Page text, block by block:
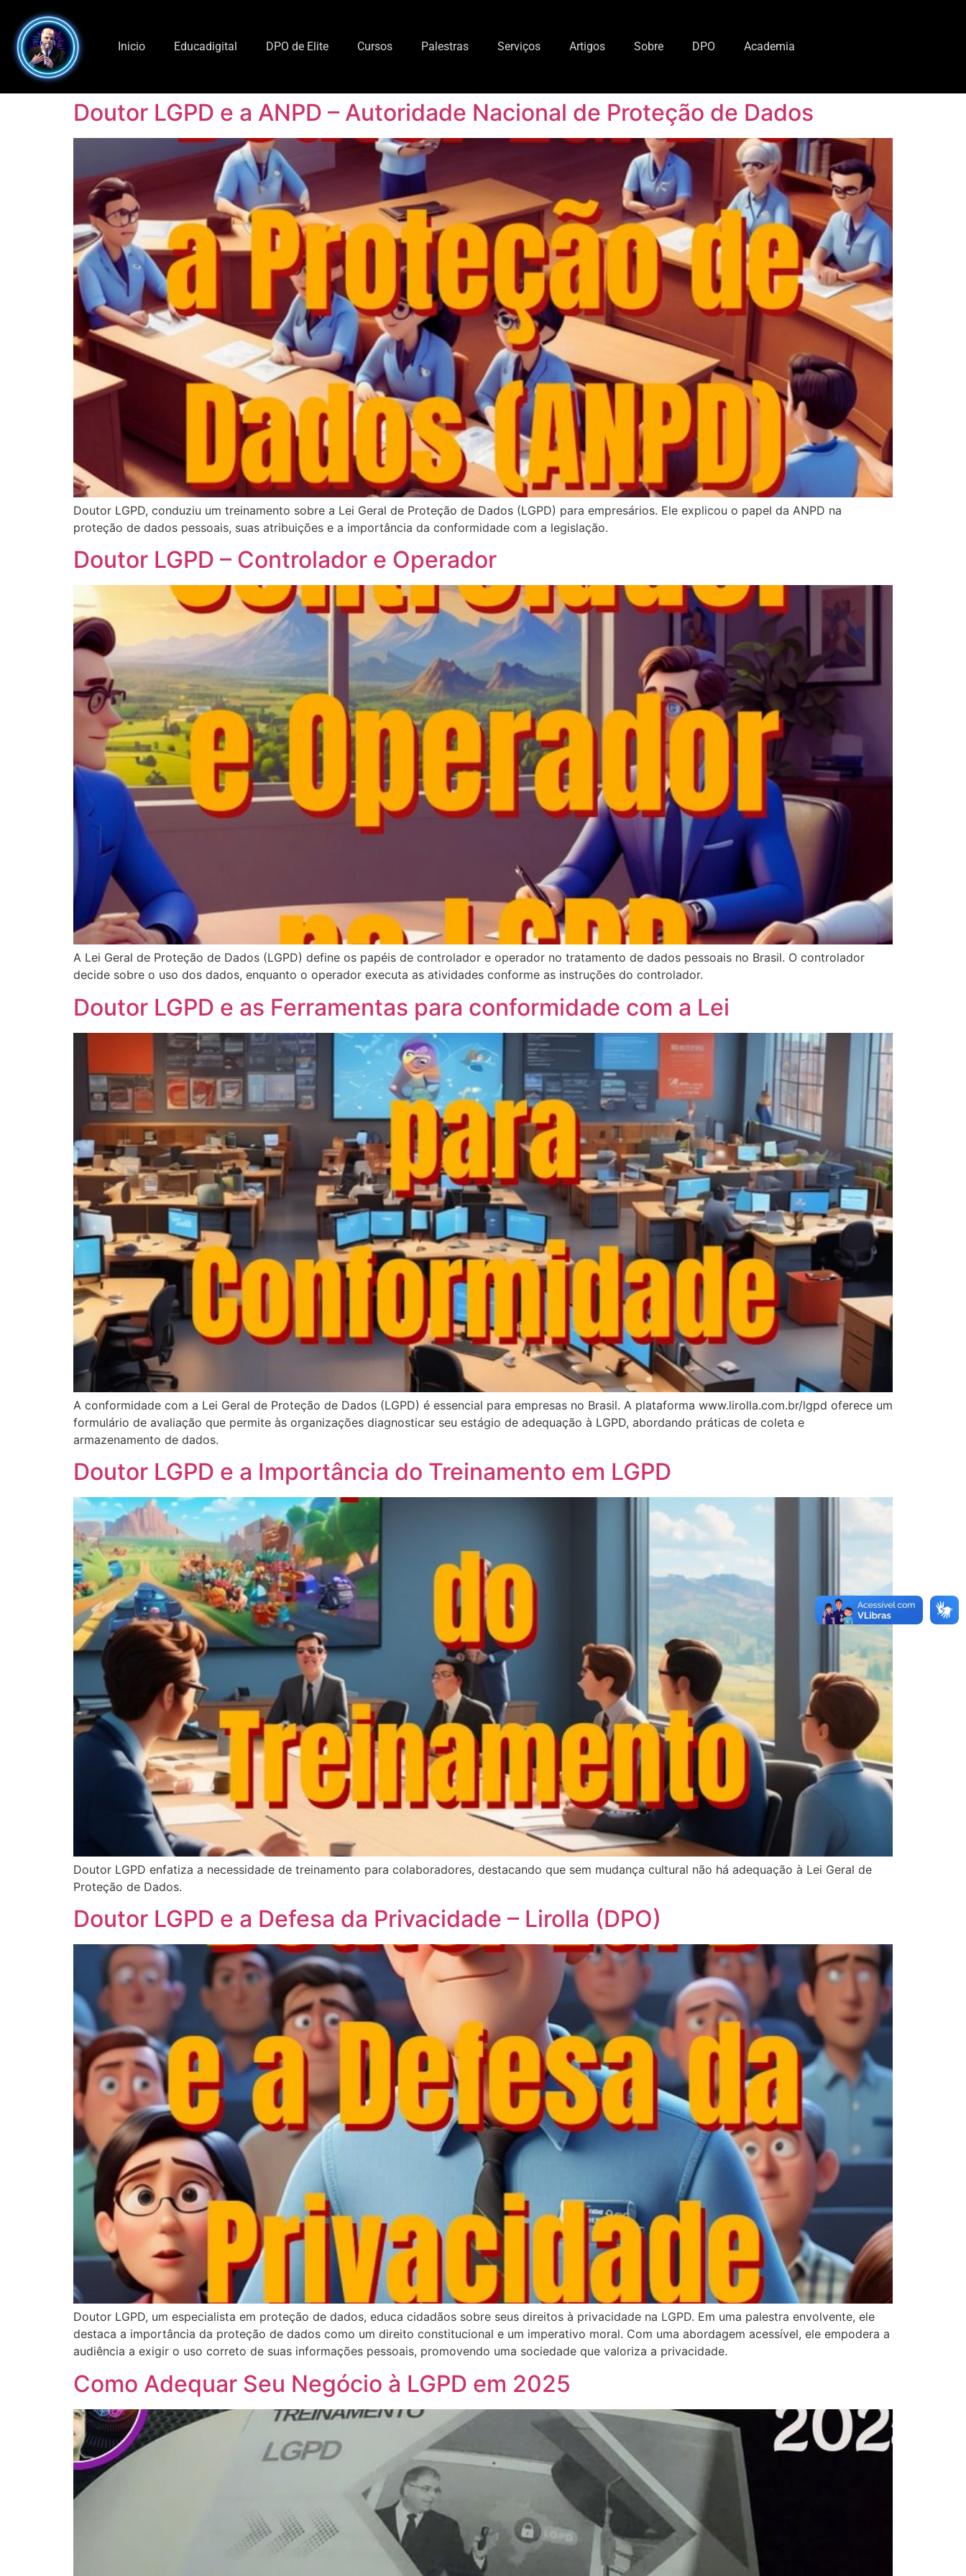
Inicio Educadigital DPO de Elite Cursos Palestras Serviços Artigos Sobre DPO Academia
Doutor LGPD e a ANPD – Autoridade Nacional de Proteção de Dados
Doutor LGPD, conduziu um treinamento sobre a Lei Geral de Proteção de Dados (LGPD) para empresários. Ele explicou o papel da ANPD na
proteção de dados pessoais, suas atribuições e a importância da conformidade com a legislação.
Doutor LGPD – Controlador e Operador
A Lei Geral de Proteção de Dados (LGPD) define os papéis de controlador e operador no tratamento de dados pessoais no Brasil. O controlador
decide sobre o uso dos dados, enquanto o operador executa as atividades conforme as instruções do controlador.
Doutor LGPD e as Ferramentas para conformidade com a Lei
A conformidade com a Lei Geral de Proteção de Dados (LGPD) é essencial para empresas no Brasil. A plataforma www.lirolla.com.br/lgpd oferece um
formulário de avaliação que permite às organizações diagnosticar seu estágio de adequação à LGPD, abordando práticas de coleta e
armazenamento de dados.
Doutor LGPD e a Importância do Treinamento em LGPD
Doutor LGPD enfatiza a necessidade de treinamento para colaboradores, destacando que sem mudança cultural não há adequação à Lei Geral de
Proteção de Dados.
Doutor LGPD e a Defesa da Privacidade – Lirolla (DPO)
Doutor LGPD, um especialista em proteção de dados, educa cidadãos sobre seus direitos à privacidade na LGPD. Em uma palestra envolvente, ele
destaca a importância da proteção de dados como um direito constitucional e um imperativo moral. Com uma abordagem acessível, ele empodera a
audiência a exigir o uso correto de suas informações pessoais, promovendo uma sociedade que valoriza a privacidade.
Como Adequar Seu Negócio à LGPD em 2025